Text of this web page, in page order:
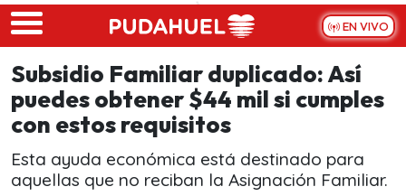
Skip to main content
EN VIVO
Subsidio Familiar duplicado: Así
puedes obtener $44 mil si cumples
con estos requisitos
Esta ayuda económica está destinado para
aquellas que no reciban la Asignación Familiar.